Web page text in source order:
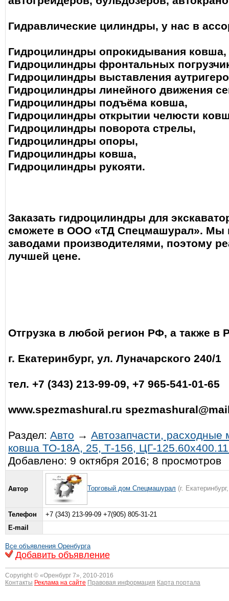
Гидравлические цилиндры, у нас в
Гидроцилиндры опрокидывания ковша,
Гидроцилиндры фронтальных
Гидроцилиндры выставления
Гидроцилиндры линейного движения
Гидроцилиндры подъёма ковша,
Гидроцилиндры открытии челюсти
Гидроцилиндры поворота стрелы,
Гидроцилиндры опоры,
Гидроцилиндры ковша,
Гидроцилиндры рукояти.
Заказать гидроцилиндры для
сможете в ООО «ТД Спецмашурал». Мы
заводами производителями, поэтому
лучшей цене.
Отгрузка в любой регион РФ, а также в
г. Екатеринбург, ул. Луначарского 240/1
тел. +7 (343) 213-99-09, +7 965-541-01-65
www.spezmashural.ru
Раздел: Авто → Автозапчасти, расходные
ковша ТО-18А, 25, Т-156, ЦГ-
Добавлено: 9 октября 2016; 8 просмотров
Автор Торговый дом Спецмашурал (г.
Телефон
+7 (343) 213-99-09 +7(905) 805-31-21
E-mail
Все объявления Оренбурга
Добавить объявление
Copyright © «Оренбург 7», 2010-2016
Контакты Реклама на сайте Правовая информация Карта портала